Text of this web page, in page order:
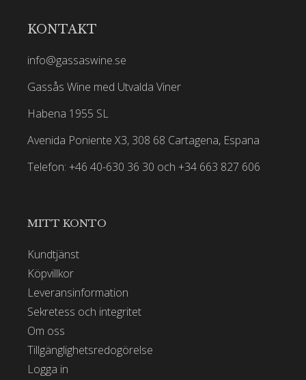
KONTAKT
info@gassaswine.se
Gassås Wine med Utvalda Viner
Habena 1955 SL
Avenida Poniente X3, 308 68 Cartagena, Espana
Telefon: +46 40-630 36 30 och +34 663 827 606
MITT KONTO
Kundtjänst
Köpvillkor
Leveransinformation
Sekretess och integritet
Om oss
Tillgänglighetsredogörelse
Logga in